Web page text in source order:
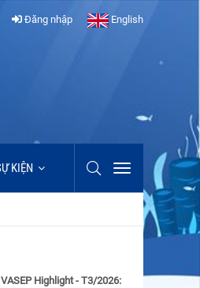
Đăng nhập English
KIỆN
VASEP Highlight - T3/2026: